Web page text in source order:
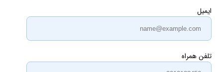
ایمیل
تلفن همراه